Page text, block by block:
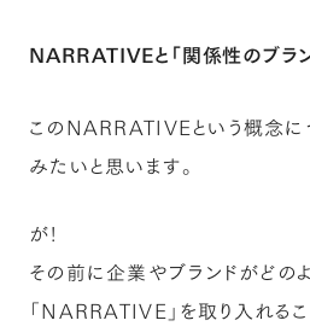
NARRATIVEと「関係性のブラン
このNARRATIVEという概念に
みたいと思います。
が！
その前に企業やブランドがどの
「NARRATIVE」を取り入れる